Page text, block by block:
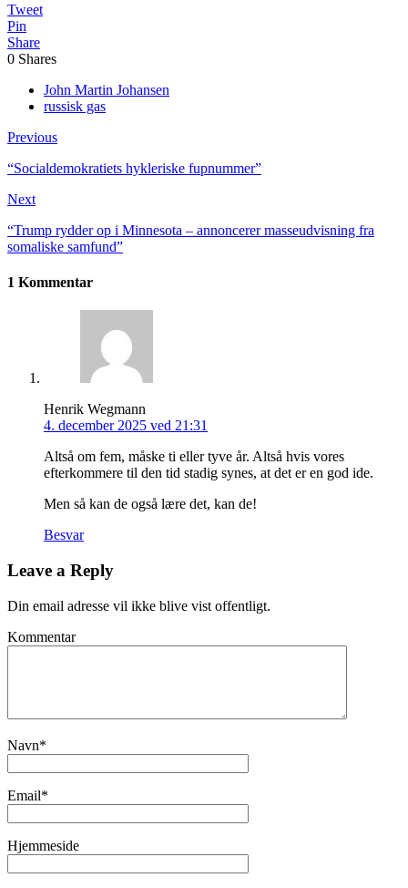
Tweet
Pin
Share
0 Shares
John Martin Johansen
russisk gas
Previous
“Socialdemokratiets hykleriske fupnummer”
Next
“Trump rydder op i Minnesota – annoncerer masse­udvisning fra
somaliske samfund”
1 Kommentar
Henrik Wegmann
4. december 2025 ved 21:31
Altså om fem, måske ti eller tyve år. Altså hvis vores
efterkommere til den tid stadig synes, at det er en god ide.
Men så kan de også lære det, kan de!
Besvar
Leave a Reply
Din email adresse vil ikke blive vist offentligt.
Kommentar
Navn*
Email*
Hjemmeside